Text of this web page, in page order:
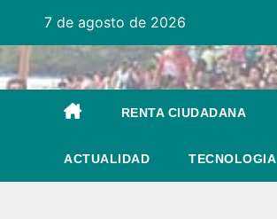
contenido
7 de agosto de 2026
RENTA CIUDADANA
ACTUALIDAD TECNOLOGIA